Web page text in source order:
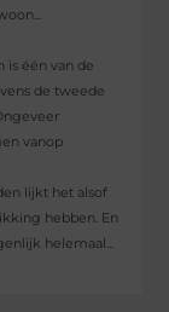
is één van de
de tweede
vanop
lijkt het alsof
hebben. En
helemaal...